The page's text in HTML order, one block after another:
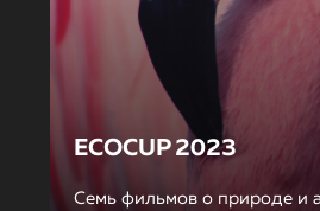
ECOCUP 2023
Семь фильмов о природе и